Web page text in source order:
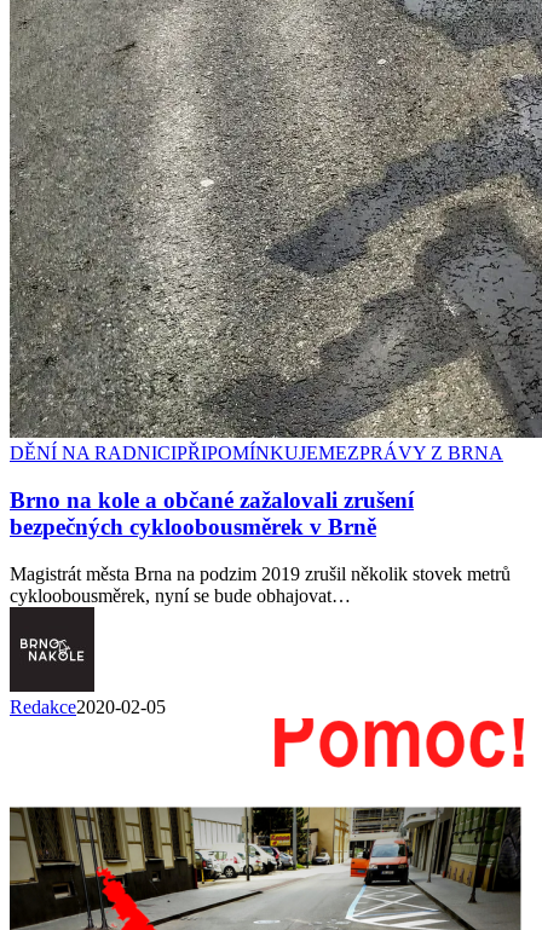
DĚNÍ NA RADNICIPŘIPOMÍNKUJEMEZPRÁVY Z BRNA
Brno na kole a občané zažalovali zrušení
bezpečných cykloobousměrek v Brně
Magistrát města Brna na podzim 2019 zrušil několik stovek metrů
cykloobousměrek, nyní se bude obhajovat…
Redakce2020-02-05